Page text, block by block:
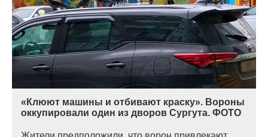
«Клюют машины и отбивают краску». Вороны
оккупировали один из дворов Сургута. ФОТО